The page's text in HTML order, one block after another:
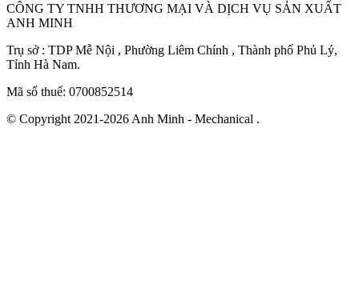
CÔNG TY TNHH THƯƠNG MẠI VÀ DỊCH VỤ SẢN XUẤT
ANH MINH
Trụ sở : TDP Mễ Nội , Phường Liêm Chính , Thành phố Phủ Lý,
Tỉnh Hà Nam.
Mã số thuế: 0700852514
© Copyright 2021-2026 Anh Minh - Mechanical .